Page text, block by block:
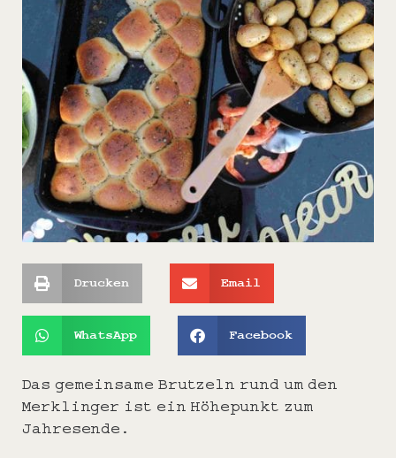
Drucken Email
WhatsApp Facebook
Das gemeinsame Brutzeln rund um den
Merklinger ist ein Höhepunkt zum
Jahresende.